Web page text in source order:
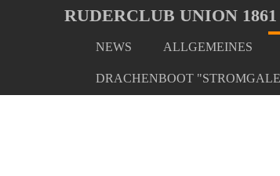
Oops, an error occurred! Code:
main
RUDERCLUB UNION
NEWS ALLGEMEINES
DRACHENBOOT
here: